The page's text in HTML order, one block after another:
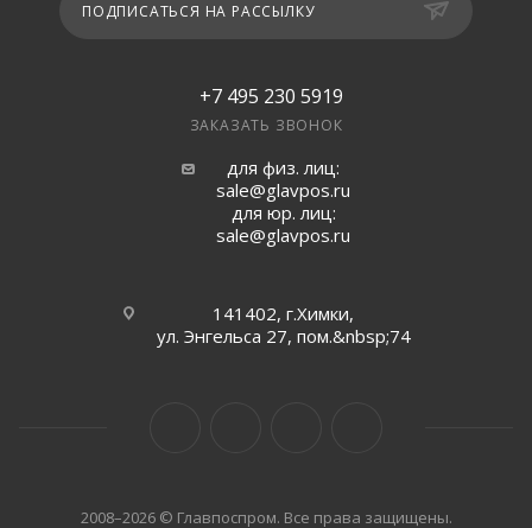
ПОДПИСАТЬСЯ НА РАССЫЛКУ
+7 495 230 5919
ЗАКАЗАТЬ ЗВОНОК
для физ. лиц:
sale@glavpos.ru
для юр. лиц:
sale@glavpos.ru
141402, г.Химки,
ул. Энгельса 27, пом.&nbsp;74
2008–2026 © Главпоспром. Все права защищены.